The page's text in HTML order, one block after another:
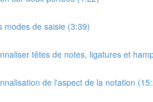
modes de saisie (3:39)
têtes de notes, ligatures et
de l'aspect de la notation